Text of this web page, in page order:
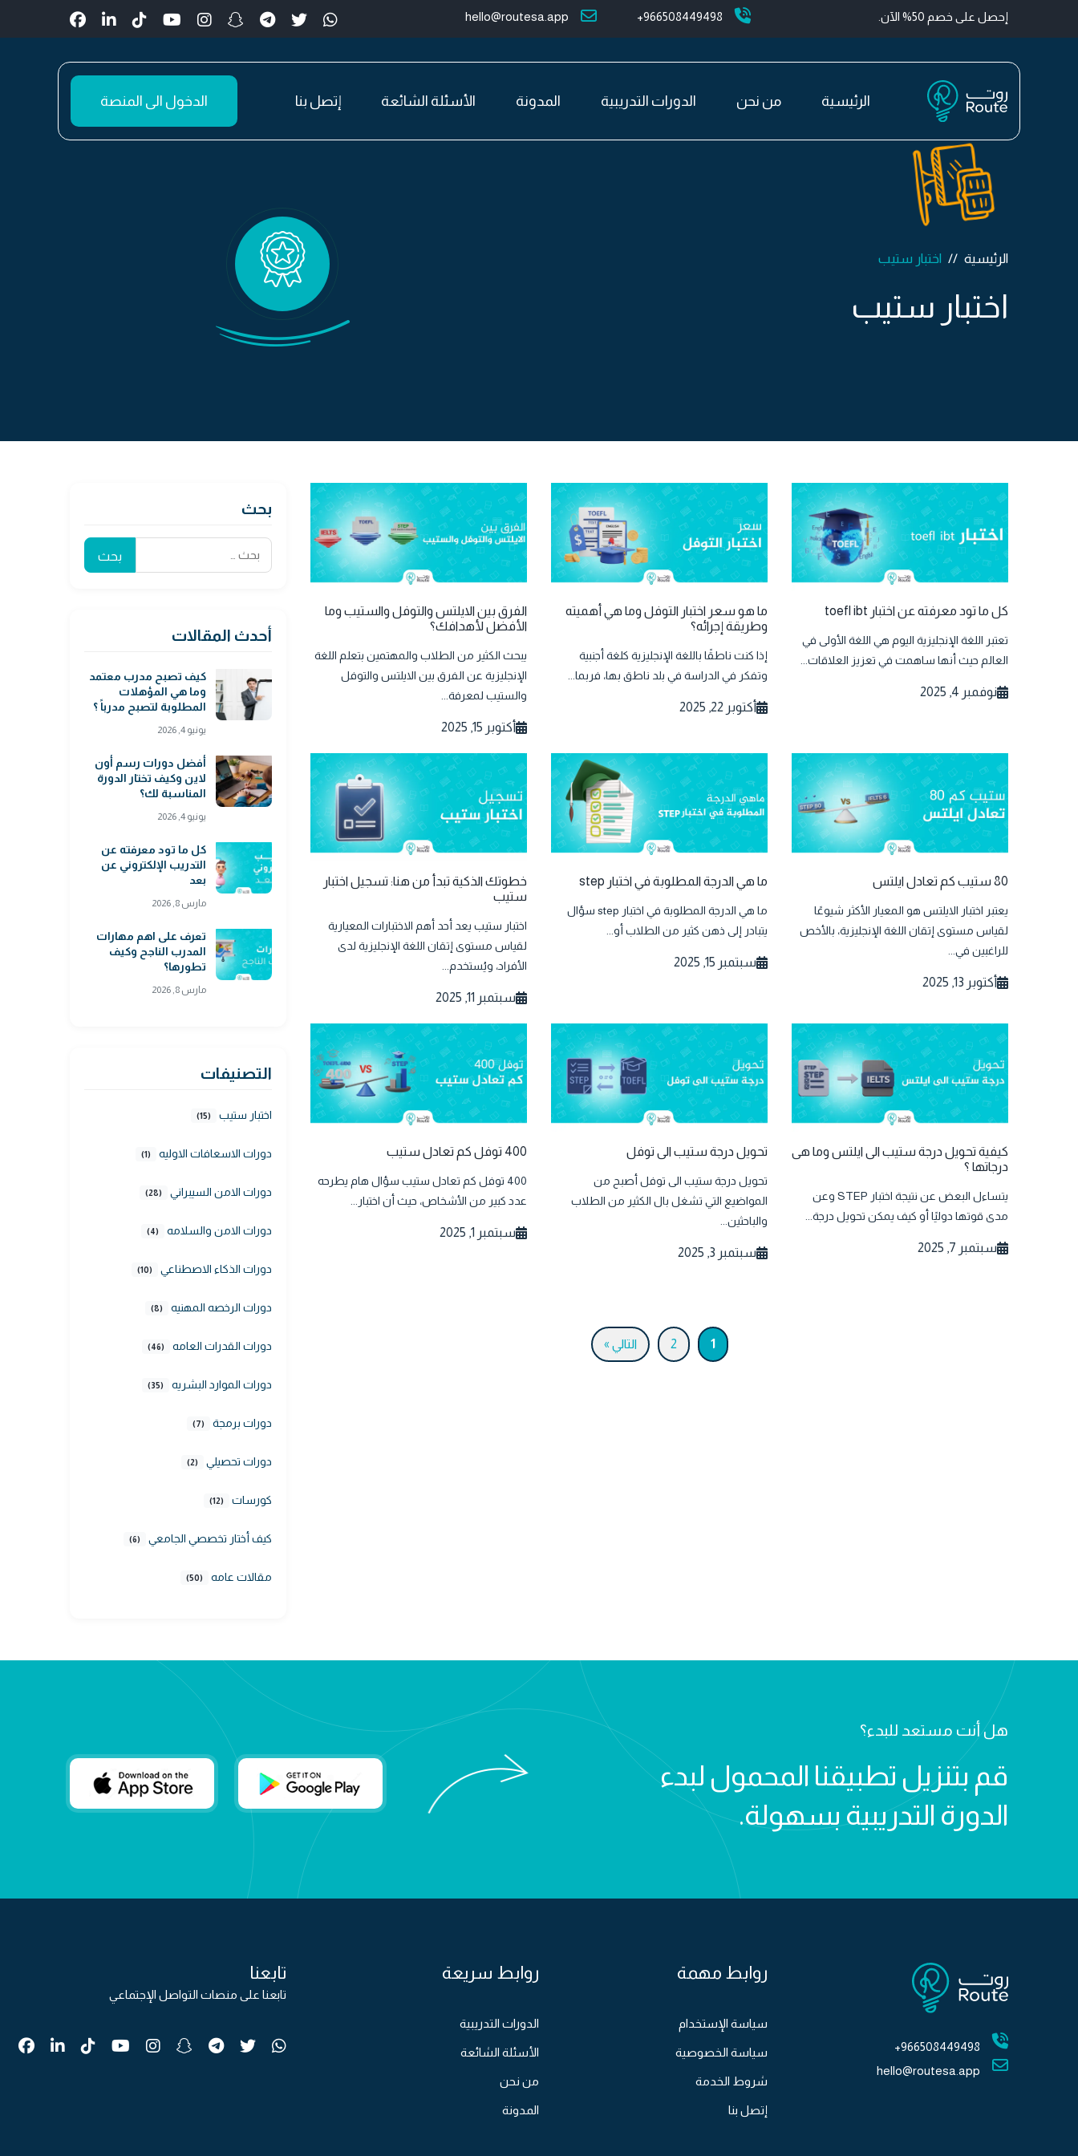
إحصل على خصم 50% الآن. 966508449498+
hello@routesa.app
الرئيسية من نحن الدورات التدريبية المدونة الأسئلة الشائعة إتصل بنا الدخول الى المنصة
الرئيسية اختبار ستيب
اختبار ستيب
كل ما تود معرفته عن اختبار toefl ibt
تعتبر اللغة الإنجليزية اليوم هي اللغة الأولى في
العالم حيث أنها ساهمت في تعزيز العلاقات...
نوفمبر 4, 2025
ما هو سعر اختبار التوفل وما هي أهميته
وطريقة إجرائه؟
إذا كنت ناطقًا باللغة الإنجليزية كلغة أجنبية
وتفكر في الدراسة في بلد ناطق بها، فربما...
أكتوبر 22, 2025
الفرق بين الايلتس والتوفل والستيب وما
الأفضل لأهدافك؟
يبحث الكثير من الطلاب والمهتمين بتعلم اللغة
الإنجليزية عن الفرق بين الايلتس والتوفل
والستيب لمعرفة...
أكتوبر 15, 2025
80 ستيب كم تعادل ايلتس
يعتبر اختبار الايلتس هو المعيار الأكثر شيوعًا
لقياس مستوى إتقان اللغة الإنجليزية، بالأخص
للراغبين في...
أكتوبر 13, 2025
ما هي الدرجة المطلوبة في اختبار step
ما هي الدرجة المطلوبة في اختبار step سؤال
يتبادر إلى ذهن كثير من الطلاب أو...
سبتمبر 15, 2025
خطوتك الذكية تبدأ من هنا: تسجيل اختبار
ستيب
اختبار ستيب يعد أحد أهم الاختبارات المعيارية
لقياس مستوى إتقان اللغة الإنجليزية لدى
الأفراد، ويُستخدم...
سبتمبر 11, 2025
كيفية تحويل درجة ستيب الى ايلتس وما هى
درجاتها ؟
يتساءل البعض عن نتيجة اختبار STEP وعن
مدى قوتها دوليًا أو كيف يمكن تحويل درجة...
سبتمبر 7, 2025
تحويل درجة ستيب الى توفل
تحويل درجة ستيب الى توفل أصبح من
المواضيع التي تشغل بال الكثير من الطلاب
والباحثين...
سبتمبر 3, 2025
400 توفل كم تعادل ستيب
400 توفل كم تعادل ستيب سؤال هام يطرحه
عدد كبير من الأشخاص، حيث أن اختبار...
سبتمبر 1, 2025
1
2 التالي »
بحث
البحث
عن:
أحدث المقالات
كيف تصبح مدرب معتمد
وما هي المؤهلات
المطلوبة لتصبح مدرباً ؟
يونيو 4, 2026
أفضل دورات رسم أون
لاين وكيف تختار الدورة
المناسبة لك؟
يونيو 4, 2026
كل ما تود معرفته عن
التدريب الإلكتروني عن
بعد
مارس 8, 2026
تعرف على اهم مهارات
المدرب الناجح وكيف
تطورها؟
مارس 8, 2026
التصنيفات
اختبار ستيب (15)
دورات الاسعافات الاوليه (1)
دورات الامن السيبراني (28)
دورات الامن والسلامه (4)
دورات الذكاء الاصطناعي (10)
دورات الرخصه المهنيه (8)
دورات القدرات العامه (46)
دورات الموارد البشريه (35)
دورات برمجة (7)
دورات تحصيلي (2)
كورسات (12)
كيف أختار تخصصي الجامعي (6)
مقالات عامه (50)
هل أنت مستعد للبدء؟
قم بتنزيل تطبيقنا المحمول لبدء
الدورة التدريبية بسهولة.
966508449498+
hello@routesa.app
روابط مهمة
سياسة الإستخدام
سياسة الخصوصية
شروط الخدمة
إتصل بنا
روابط سريعة
الدورات التدريبية
الأسئلة الشائعة
من نحن
المدونة
تابعنا
تابعنا على منصات التواصل الإجتماعي